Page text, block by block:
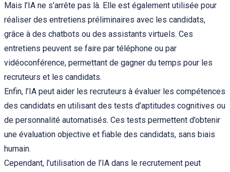
Mais l’IA ne s’arrête pas là. Elle est également utilisée pour
réaliser des entretiens préliminaires avec les candidats,
grâce à des chatbots ou des assistants virtuels. Ces
entretiens peuvent se faire par téléphone ou par
vidéoconférence, permettant de gagner du temps pour les
recruteurs et les candidats.
Enfin, l’IA peut aider les recruteurs à évaluer les compétences
des candidats en utilisant des tests d’aptitudes cognitives ou
de personnalité automatisés. Ces tests permettent d’obtenir
une évaluation objective et fiable des candidats, sans biais
humain.
Cependant, l’utilisation de l’IA dans le recrutement peut